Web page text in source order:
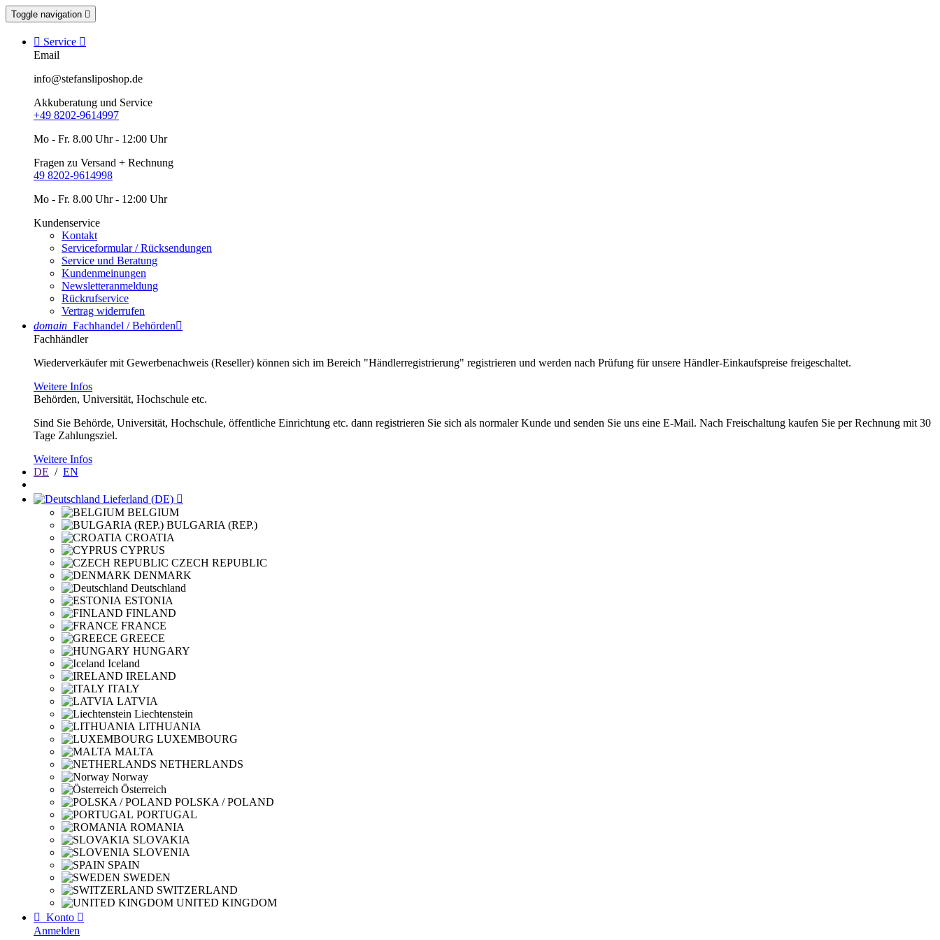
Toggle navigation 
 Service 
Email
info@stefansliposhop.de
Akkuberatung und Service
+49 8202-9614997
Mo - Fr. 8.00 Uhr - 12:00 Uhr
Fragen zu Versand + Rechnung
49 8202-9614998
Mo - Fr. 8.00 Uhr - 12:00 Uhr
Kundenservice
Kontakt
Serviceformular / Rücksendungen
Service und Beratung
Kundenmeinungen
Newsletteranmeldung
Rückrufservice
Vertrag widerrufen
domain Fachhandel / Behörden
Fachhändler
Wiederverkäufer mit Gewerbenachweis (Reseller) können sich im Bereich "Händlerregistrierung" registrieren und werden nach Prüfung für unsere Händler-Einkaufspreise freigeschaltet.
Weitere Infos
Behörden, Universität, Hochschule etc.
Sind Sie Behörde, Universität, Hochschule, öffentliche Einrichtung etc. dann registrieren Sie sich als normaler Kunde und senden Sie uns eine E-Mail. Nach Freischaltung kaufen Sie per Rechnung mit 30
Tage Zahlungsziel.
Weitere Infos
DE / EN
Lieferland (DE) 
BELGIUM
BULGARIA (REP.)
CROATIA
CYPRUS
CZECH REPUBLIC
DENMARK
Deutschland
ESTONIA
FINLAND
FRANCE
GREECE
HUNGARY
Iceland
IRELAND
ITALY
LATVIA
Liechtenstein
LITHUANIA
LUXEMBOURG
MALTA
NETHERLANDS
Norway
Österreich
POLSKA / POLAND
PORTUGAL
ROMANIA
SLOVAKIA
SLOVENIA
SPAIN
SWEDEN
SWITZERLAND
UNITED KINGDOM
 Konto 
Anmelden